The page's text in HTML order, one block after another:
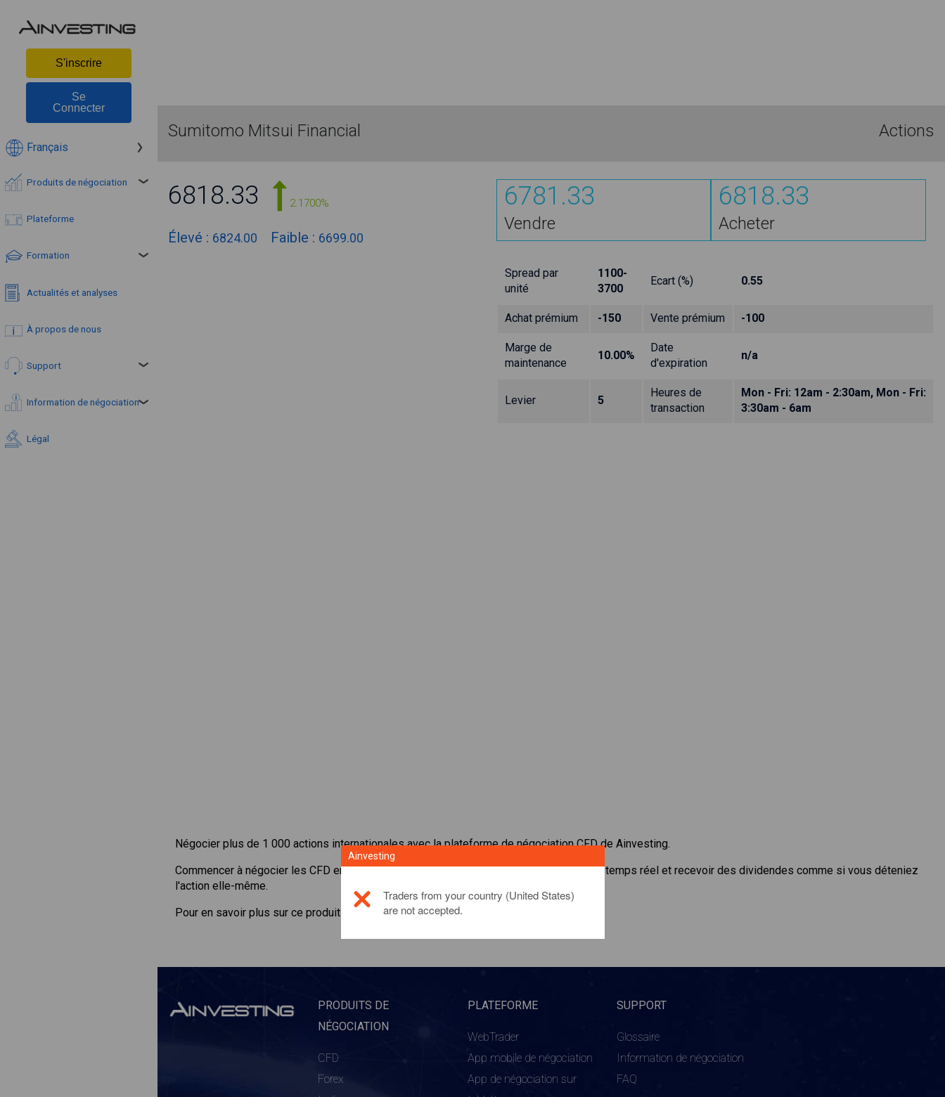
S'inscrire
Se
Connecter
Français
Produits de négociation
Plateforme
Formation
Actualités et analyses
À propos de nous
Support
Information de négociation
Légal
Sumitomo Mitsui Financial Actions
6818.33 2.1700%
Élevé : 6824.00 Faible : 6699.00
6781.33
Vendre
6818.33
Acheter
Spread par
unité
1100-
3700
Ecart (%) 0.55
Achat prémium -150 Vente prémium -100
Marge de
maintenance
10.00%
Date
d'expiration
n/a
Levier 5
Heures de
transaction
Mon - Fri: 12am - 2:30am, Mon - Fri:
3:30am - 6am
Négocier plus de 1 000 actions internationales avec la plateforme de négociation CFD de Ainvesting.
Commencer à négocier les CFD enSumitomo Mitsui Financial. Recevoir des cotes en temps réel et recevoir des dividendes comme si vous déteniez
l'action elle-même.
Pour en savoir plus sur ce produit d'investissement, veuillez
PRODUITS DE
NÉGOCIATION
CFD
Forex
PLATEFORME
WebTrader
App mobile de négociation
App de négociation sur
SUPPORT
Glossaire
Information de négociation
FAQ
Ainvesting
Traders from your country (United States)
are not accepted.